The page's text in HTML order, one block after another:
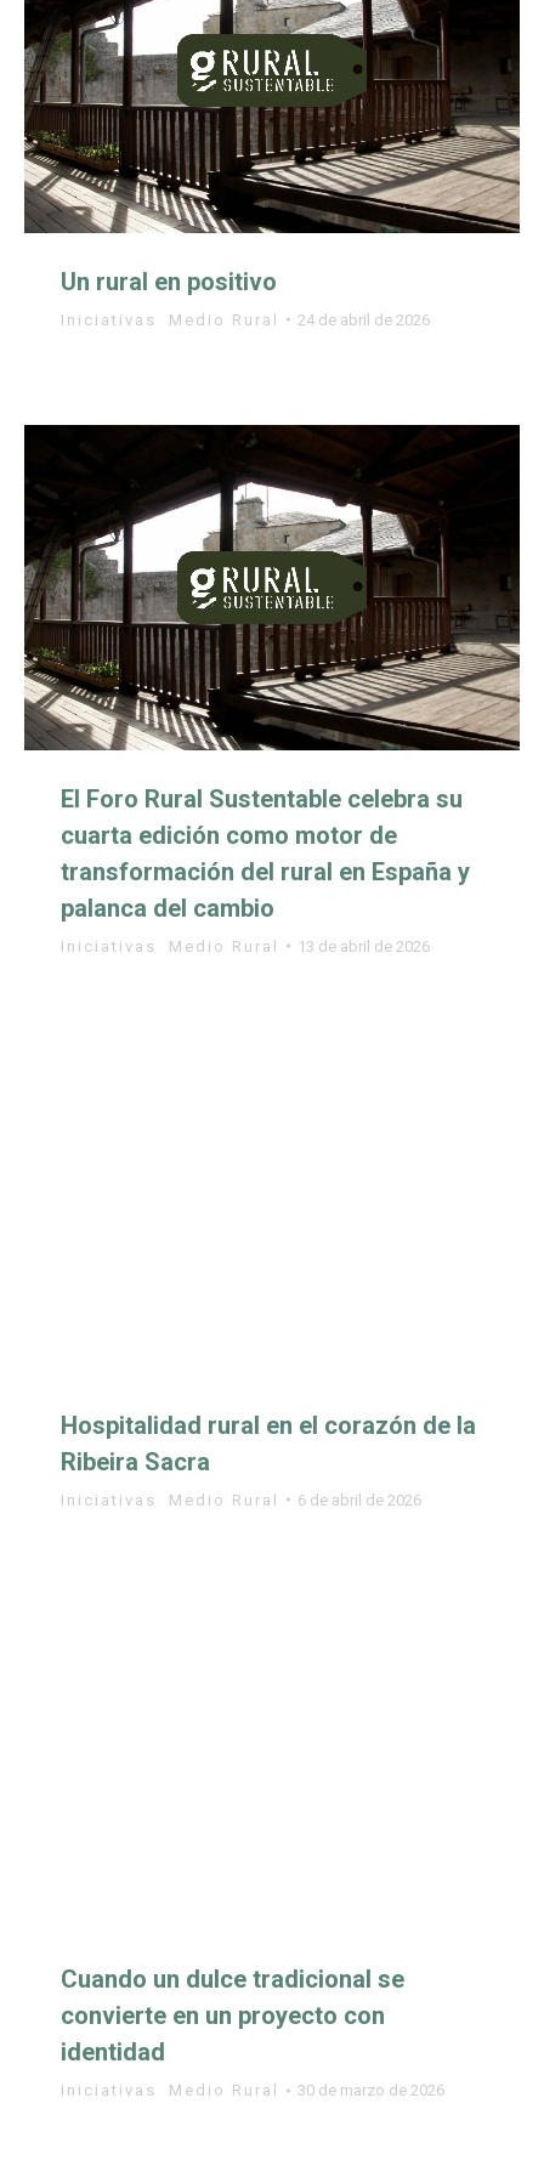
Un rural en positivo
Iniciativas Medio Rural 24 de abril de 2026
El Foro Rural Sustentable celebra su
cuarta edición como motor de
transformación del rural en España y
palanca del cambio
Iniciativas Medio Rural 13 de abril de 2026
Hospitalidad rural en el corazón de la
Ribeira Sacra
Iniciativas Medio Rural 6 de abril de 2026
Cuando un dulce tradicional se
convierte en un proyecto con
identidad
Iniciativas Medio Rural 30 de marzo de 2026